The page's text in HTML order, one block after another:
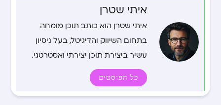
איתי שטרן
איתי שטרן הוא כותב תוכן מומחה
בתחום השיווק והדיגיטל, בעל ניסיון
עשיר ביצירת תוכן יצירתי ואסטרטגי.
כל הפוסטים